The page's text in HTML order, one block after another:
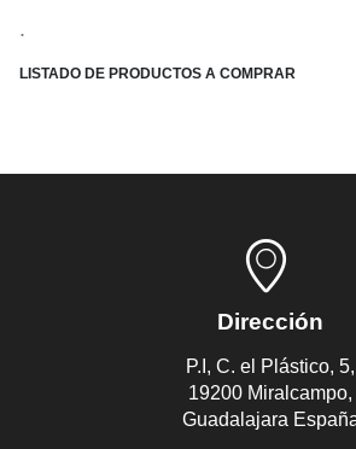
.
LISTADO DE PRODUCTOS A COMPRAR
Dirección
P.I, C. el Plástico, 5,
19200 Miralcampo,
Guadalajara